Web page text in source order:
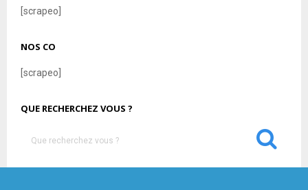
[scrapeo]
NOS CO
[scrapeo]
QUE RECHERCHEZ VOUS ?
S